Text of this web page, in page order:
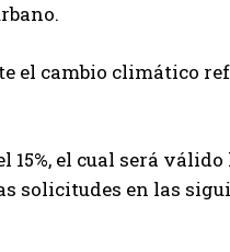
el cambio climático
el cual será válido
solicitudes en las